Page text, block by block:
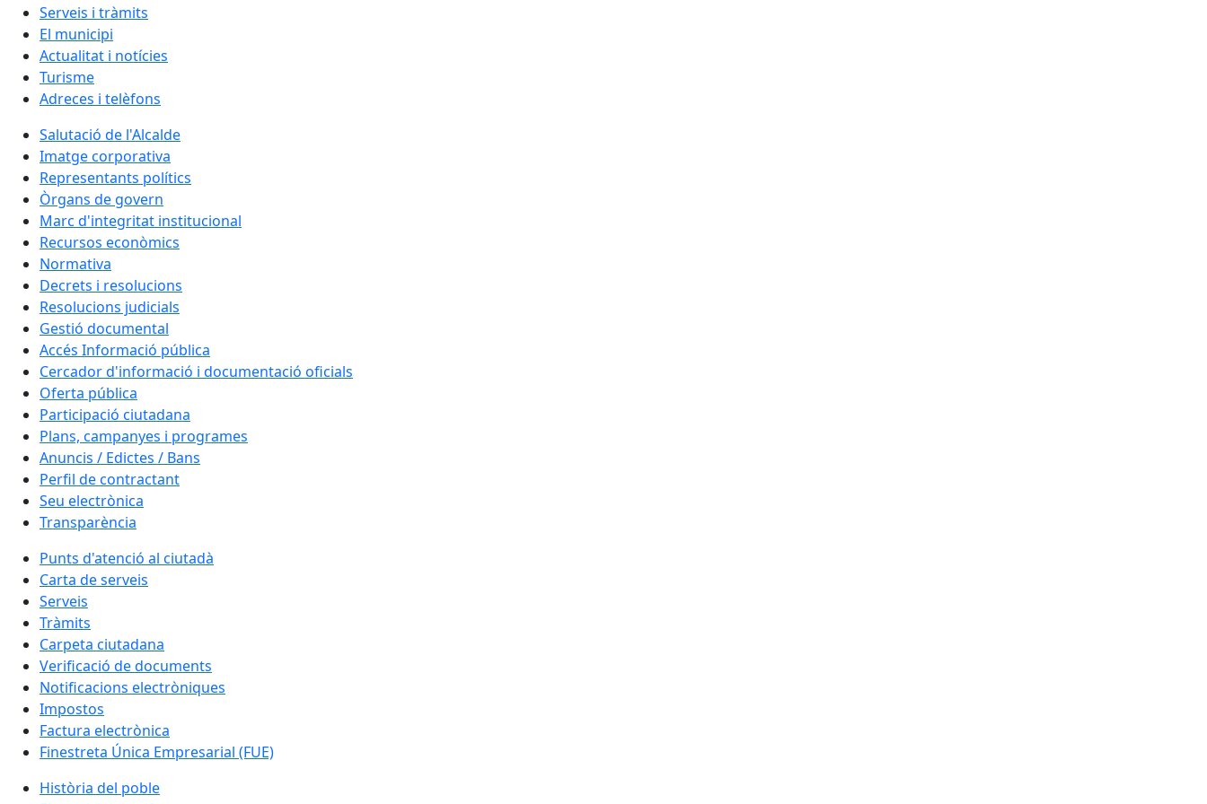
Serveis i tràmits
El municipi
Actualitat i notícies
Turisme
Adreces i telèfons
Salutació de l'Alcalde
Imatge corporativa
Representants polítics
Òrgans de govern
Marc d'integritat institucional
Recursos econòmics
Normativa
Decrets i resolucions
Resolucions judicials
Gestió documental
Accés Informació pública
Cercador d'informació i documentació oficials
Oferta pública
Participació ciutadana
Plans, campanyes i programes
Anuncis / Edictes / Bans
Perfil de contractant
Seu electrònica
Transparència
Punts d'atenció al ciutadà
Carta de serveis
Serveis
Tràmits
Carpeta ciutadana
Verificació de documents
Notificacions electròniques
Impostos
Factura electrònica
Finestreta Única Empresarial (FUE)
Història del poble